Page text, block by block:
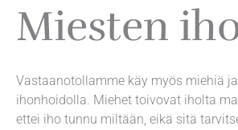
Miesten
Vastaanotollamme käy myös miehiä
ihonhoidolla. Miehet toivovat iholta
ettei iho tunnu miltään, eikä sitä